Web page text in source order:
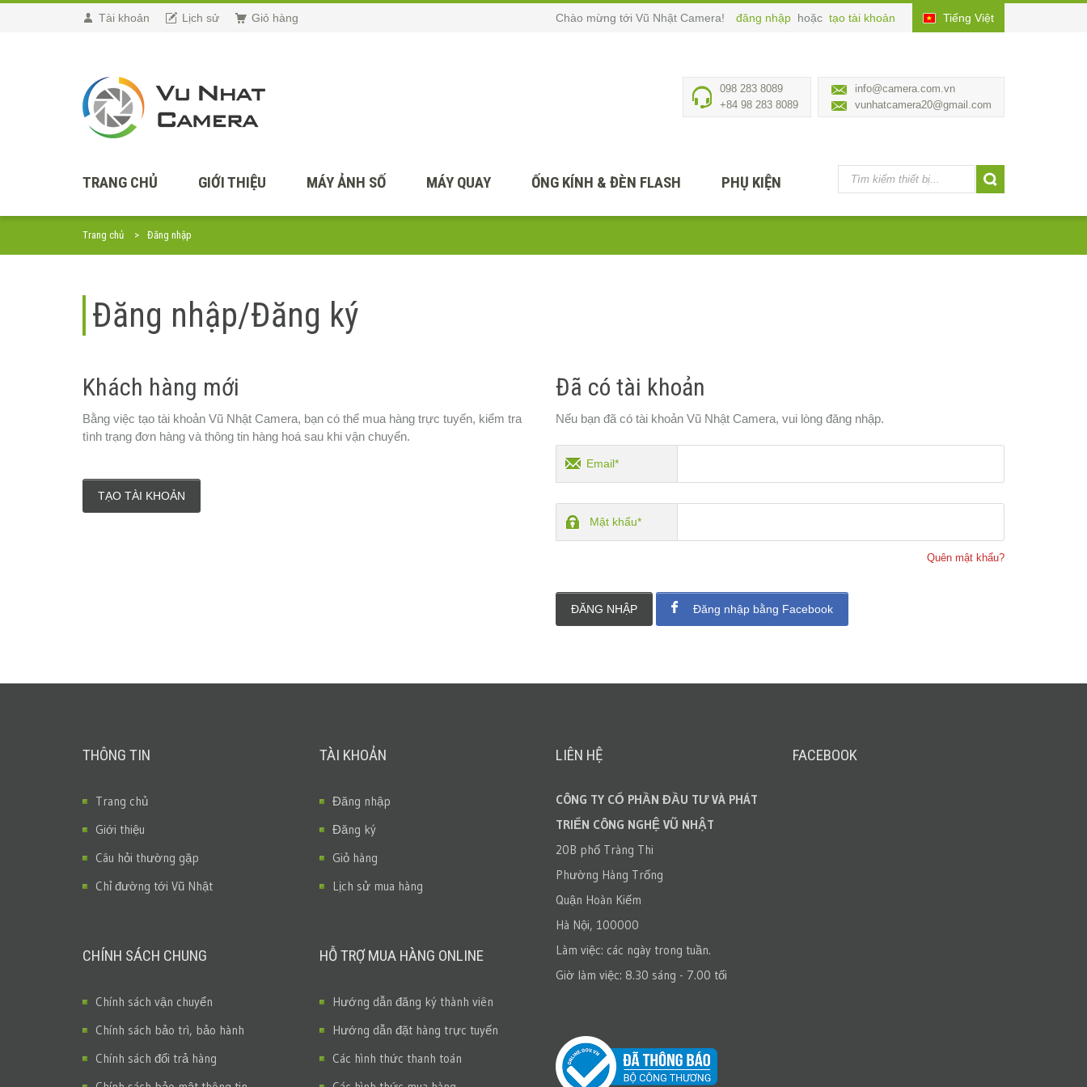
Tài khoản Lịch sử Giỏ hàng Tiếng Việt
Chào mừng tới Vũ Nhật Camera! đăng nhập hoặc tạo tài khoản
info@camera.com.vn
vunhatcamera20@gmail.com
098 283 8089
+84 98 283 8089
TRANG CHỦ GIỚI THIỆU MÁY ẢNH SỐ MÁY QUAY ỐNG KÍNH & ĐÈN FLASH PHỤ KIỆN
Trang chủ Đăng nhập
Đăng nhập/Đăng ký
Khách hàng mới
Bằng việc tạo tài khoản Vũ Nhật Camera, bạn có thể mua hàng trực tuyến, kiểm tra
tình trạng đơn hàng và thông tin hàng hoá sau khi vận chuyển.
TẠO TÀI KHOẢN
Đã có tài khoản
Nếu bạn đã có tài khoản Vũ Nhật Camera, vui lòng đăng nhập.
Email*
Mật khẩu*
Quên mật khẩu?
ĐĂNG NHẬP Đăng nhập bằng Facebook
THÔNG TIN
Trang chủ
Giới thiệu
Câu hỏi thường gặp
Chỉ đường tới Vũ Nhật
CHÍNH SÁCH CHUNG
Chính sách vận chuyển
Chính sách bảo trì, bảo hành
Chính sách đổi trả hàng
TÀI KHOẢN
Đăng nhập
Đăng ký
Giỏ hàng
Lịch sử mua hàng
HỖ TRỢ MUA HÀNG ONLINE
Hướng dẫn đăng ký thành viên
Hướng dẫn đặt hàng trực tuyến
Các hình thức thanh toán
LIÊN HỆ
CÔNG TY CỔ PHẦN ĐẦU TƯ VÀ PHÁT
TRIỂN CÔNG NGHỆ VŨ NHẬT
20B phố Tràng Thi
Phường Hàng Trống
Quận Hoàn Kiếm
Hà Nội, 100000
Làm việc: các ngày trong tuần.
Giờ làm việc: 8.30 sáng - 7.00 tối
FACEBOOK